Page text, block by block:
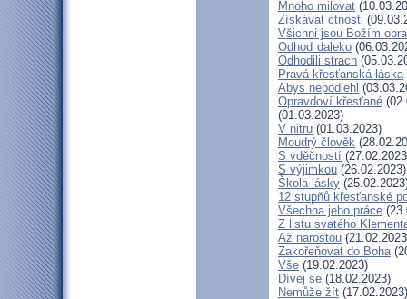
Mnoho milovat
Získávat ctnosti
Všichni jsou Božím
Odhoď daleko
Odhodili strach
Pravá křesťanská láska
Abys nepodlehl
Opravdoví křesťané
(01.03.2023)
V nitru (01.03.2023)
Moudrý člověk
S vděčností
S výjimkou (26.02.2023)
Škola lásky
12 stupňů křesťanské
Všechna jeho práce
Z listu svatého
Až narostou
Zakořeňovat do Boha
Vše (19.02.2023)
Dívej se (18.02.2023)
Nemůže žít (17.02.2023)